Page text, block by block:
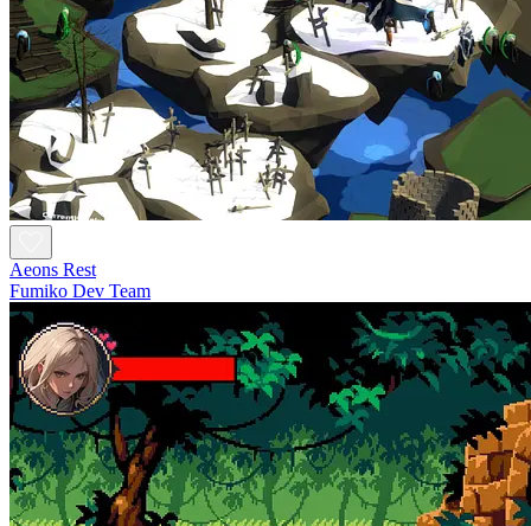
Aeons Rest
Fumiko Dev Team